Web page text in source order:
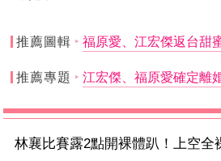
推薦圖輯 福原愛、江宏傑返台甜
推薦專題 江宏傑、福原愛確定離
林襄比賽露2點開裸體趴！上空全